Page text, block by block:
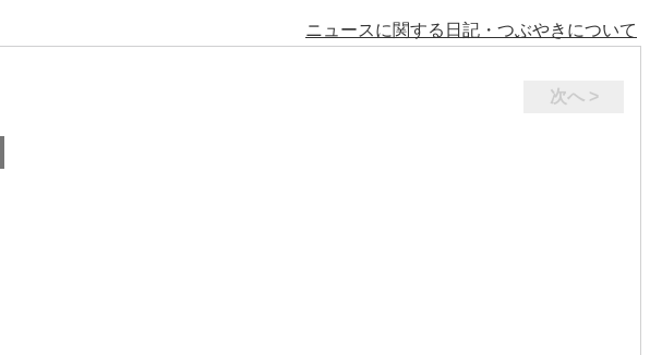
ニュースに関する日記・つぶやきについて
次へ >